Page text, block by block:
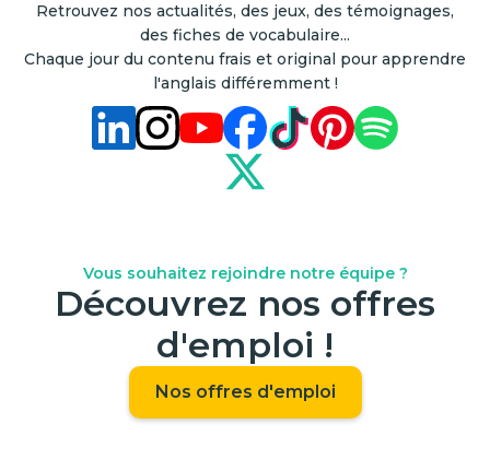
Retrouvez nos actualités, des jeux, des témoignages,
des fiches de vocabulaire...
Chaque jour du contenu frais et original pour apprendre
l'anglais différemment !
Vous souhaitez rejoindre notre équipe ?
Découvrez nos offres
d'emploi !
Nos offres d'emploi